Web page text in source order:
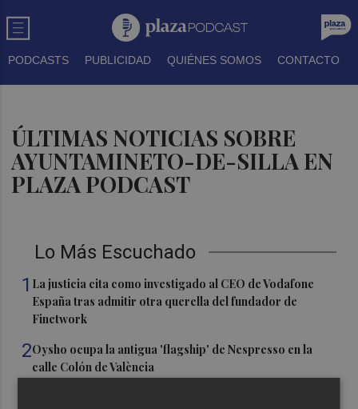
PODCASTS PUBLICIDAD QUIÉNES SOMOS CONTACTO
ÚLTIMAS NOTICIAS SOBRE
AYUNTAMINETO-DE-SILLA EN
PLAZA PODCAST
Lo Más Escuchado
1 La justicia cita como investigado al CEO de Vodafone
España tras admitir otra querella del fundador de
Finetwork
2Oysho ocupa la antigua 'flagship' de Nespresso en la
calle Colón de València